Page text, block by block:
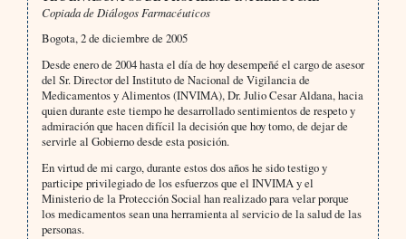
Copiada de Diálogos Farmacéuticos
Bogota, 2 de diciembre de 2005
Desde enero de 2004 hasta el día de hoy desempeñé el cargo de asesor
del Sr. Director del Instituto de Nacional de Vigilancia de
Medicamentos y Alimentos (INVIMA), Dr. Julio Cesar Aldana, hacia
quien durante este tiempo he desarrollado sentimientos de respeto y
admiración que hacen difícil la decisión que hoy tomo, de dejar de
servirle al Gobierno desde esta posición.
En virtud de mi cargo, durante estos dos años he sido testigo y
participe privilegiado de los esfuerzos que el INVIMA y el
Ministerio de la Protección Social han realizado para velar porque
los medicamentos sean una herramienta al servicio de la salud de las
personas.